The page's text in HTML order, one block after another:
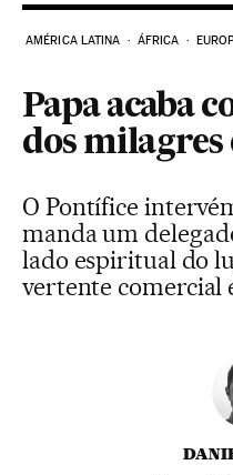
AMÉRICA LATINA ÁFRICA
Papa acaba
dos milagres
O Pontífice
manda um
lado espiritual do
vertente comercial